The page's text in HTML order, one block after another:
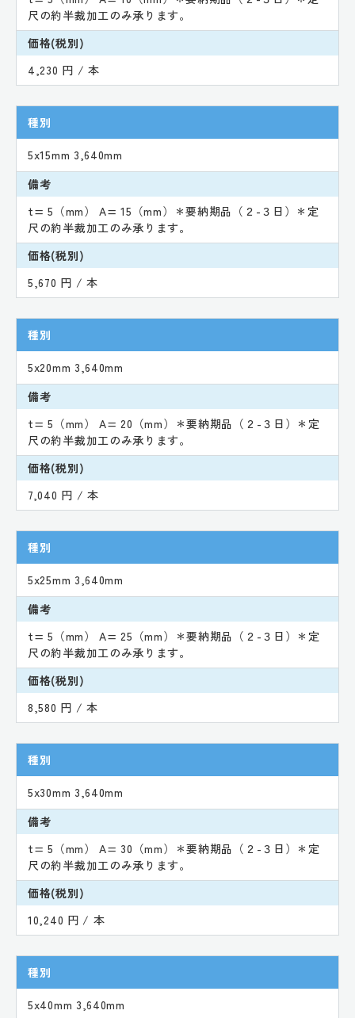
尺の約半裁加工のみ承ります。
価格(税別)
4,230 円 / 本
種別
5x15mm 3,640mm
備考
t= 5（mm） A= 15（mm）＊要納期品（２-３日）＊定
尺の約半裁加工のみ承ります。
価格(税別)
5,670 円 / 本
種別
5x20mm 3,640mm
備考
t= 5（mm） A= 20（mm）＊要納期品（２-３日）＊定
尺の約半裁加工のみ承ります。
価格(税別)
7,040 円 / 本
種別
5x25mm 3,640mm
備考
t= 5（mm） A= 25（mm）＊要納期品（２-３日）＊定
尺の約半裁加工のみ承ります。
価格(税別)
8,580 円 / 本
種別
5x30mm 3,640mm
備考
t= 5（mm） A= 30（mm）＊要納期品（２-３日）＊定
尺の約半裁加工のみ承ります。
価格(税別)
10,240 円 / 本
種別
5x40mm 3,640mm